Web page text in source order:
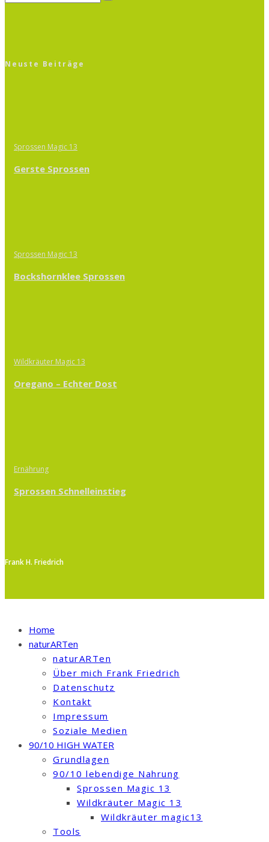
Neuste Beiträge
Sprossen Magic 13
Gerste Sprossen
Sprossen Magic 13
Bockshornklee Sprossen
Wildkräuter Magic 13
Oregano – Echter Dost
Ernährung
Sprossen Schnelleinstieg
Frank H. Friedrich
Home
naturARTen
naturARTen
Über mich Frank Friedrich
Datenschutz
Kontakt
Impressum
Soziale Medien
90/10 HIGH WATER
Grundlagen
90/10 lebendige Nahrung
Sprossen Magic 13
Wildkräuter Magic 13
Wildkräuter magic13
Tools